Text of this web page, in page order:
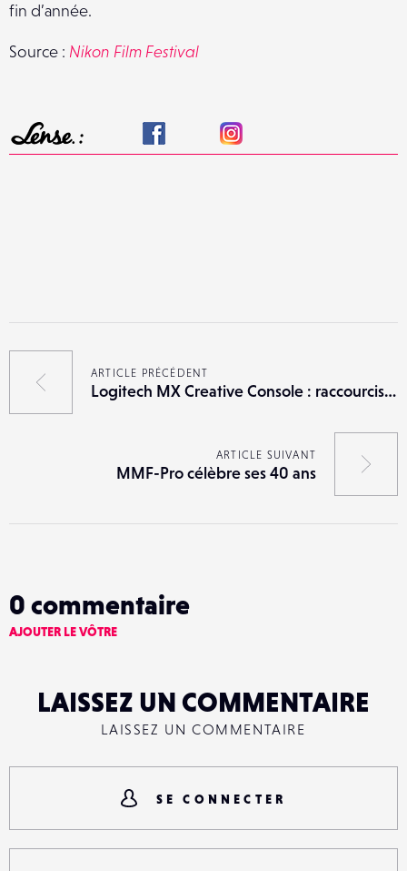
fin d’année.
Source : Nikon Film Festival
ARTICLE PRÉCÉDENT
Logitech MX Creative Console : raccourcis sur mesure pour les créateurs
ARTICLE SUIVANT
MMF-Pro célèbre ses 40 ans
0 commentaire
AJOUTER LE VÔTRE
LAISSEZ UN COMMENTAIRE
LAISSEZ UN COMMENTAIRE
SE CONNECTER